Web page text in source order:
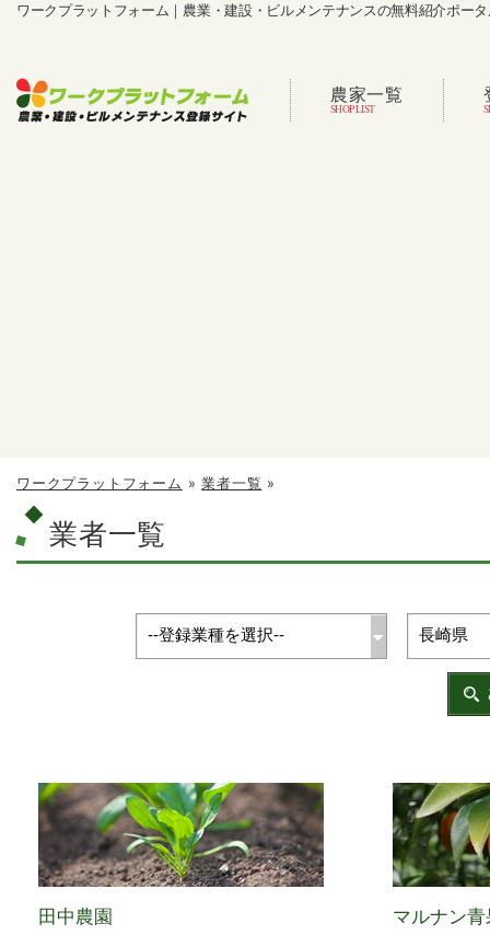
ワークプラットフォーム｜農業・建設・ビルメンテナンスの無料紹介ポー
農家一覧
ワークプラットフォーム »業者一覧 »
業者一覧
田中農園 マルナン青